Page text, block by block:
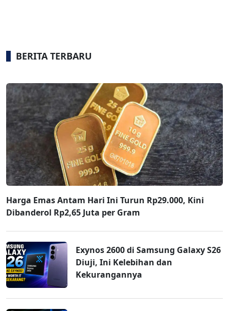
BERITA TERBARU
Harga Emas Antam Hari Ini Turun Rp29.000, Kini
Dibanderol Rp2,65 Juta per Gram
Exynos 2600 di Samsung Galaxy S26
Diuji, Ini Kelebihan dan
Kekurangannya